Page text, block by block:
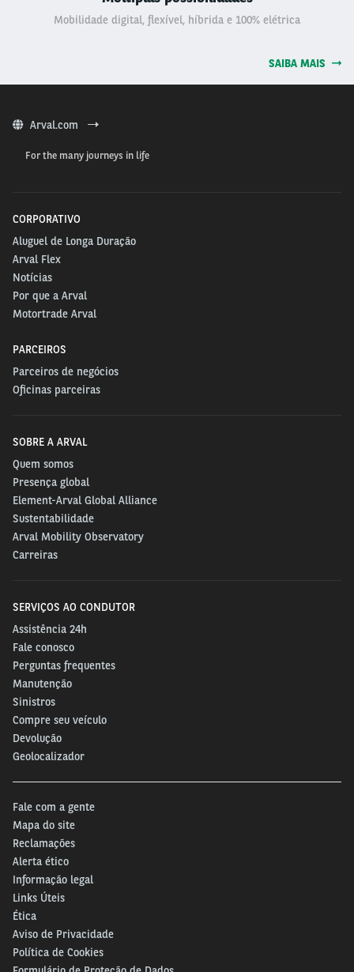
Mobilidade digital, flexível, híbrida e 100% elétrica
SAIBA MAIS
Arval.com
For the many journeys in life
CORPORATIVO
Aluguel de Longa Duração
Arval Flex
Notícias
Por que a Arval
Motortrade Arval
PARCEIROS
Parceiros de negócios
Oficinas parceiras
SOBRE A ARVAL
Quem somos
Presença global
Element-Arval Global Alliance
Sustentabilidade
Arval Mobility Observatory
Carreiras
SERVIÇOS AO CONDUTOR
Assistência 24h
Fale conosco
Perguntas frequentes
Manutenção
Sinistros
Compre seu veículo
Devolução
Geolocalizador
Fale com a gente
Mapa do site
Reclamações
Alerta ético
Informação legal
Links Úteis
Ética
Aviso de Privacidade
Política de Cookies